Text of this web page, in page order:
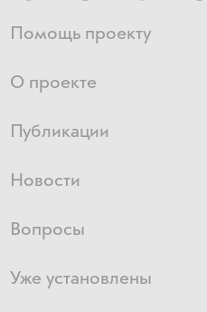
Помощь проекту
О проекте
Публикации
Новости
Вопросы
Уже установлены